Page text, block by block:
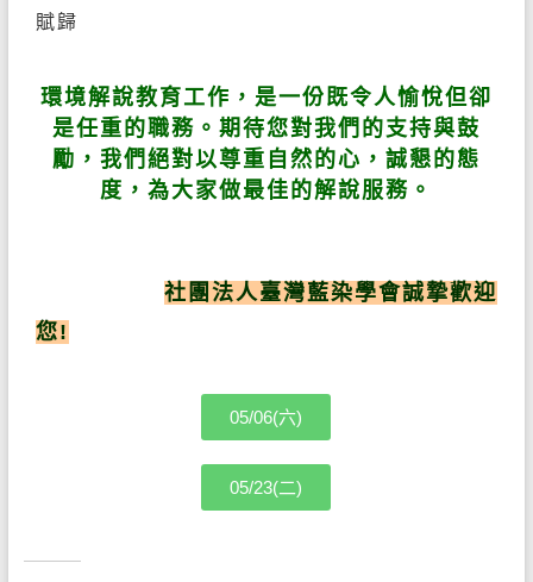
賦歸
環境解說教育工作，是一份既令人愉悅但卻
是任重的職務。期待您對我們的支持與鼓
勵，我們絕對以尊重自然的心，誠懇的態
度，為大家做最佳的解說服務。
社團法人臺灣藍染學會誠摯歡迎
您!
05/06(六)
05/23(二)